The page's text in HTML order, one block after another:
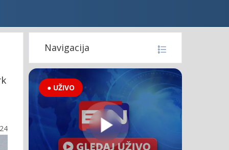
Navigacija
● UŽIVO